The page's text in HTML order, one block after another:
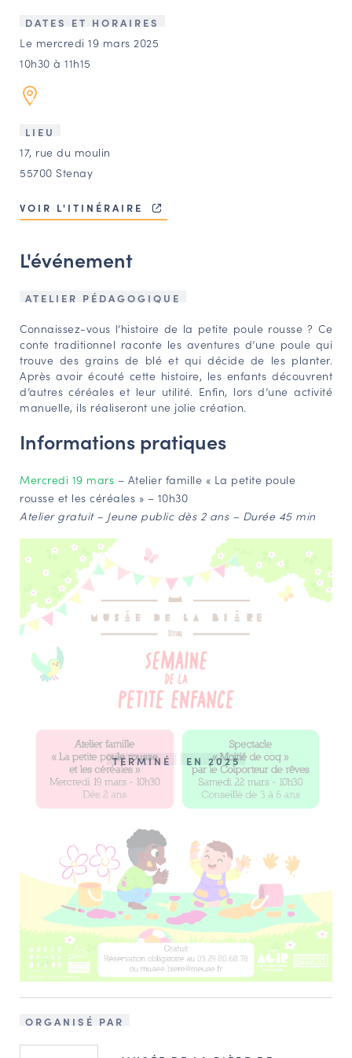
CONTACT
Agenda
Annuaire
Ressources
OFFRES D’EMPLOI ET DE STAGE
OUTILS EN LIGNE
Espace acteurs
NAVIGATION FILTRÉE « ACTEURS »
PORTAIL CULTURE
Service Inventaire et Patrimoines de la Région Grand Est
VOUS ÊTES…
Amateurs d’histoire et de patrimoine
Responsables de structures
Étudiants & chercheurs
DATES ET HORAIRES
Le mercredi 19 mars 2025
10h30 à 11h15
LIEU
17, rue du moulin
55700 Stenay
VOIR L'ITINÉRAIRE
L'événement
ATELIER PÉDAGOGIQUE
Connaissez-vous l’histoire de la petite poule rousse ? Ce
conte traditionnel raconte les aventures d’une poule qui
trouve des grains de blé et qui décide de les planter.
Après avoir écouté cette histoire, les enfants découvrent
d’autres céréales et leur utilité. Enfin, lors d’une activité
manuelle, ils réaliseront une jolie création.
Informations pratiques
Mercredi 19 mars – Atelier famille « La petite poule
rousse et les céréales » – 10h30
Atelier gratuit – Jeune public dès 2 ans – Durée 45 min
TERMINÉ EN 2025
ORGANISÉ PAR